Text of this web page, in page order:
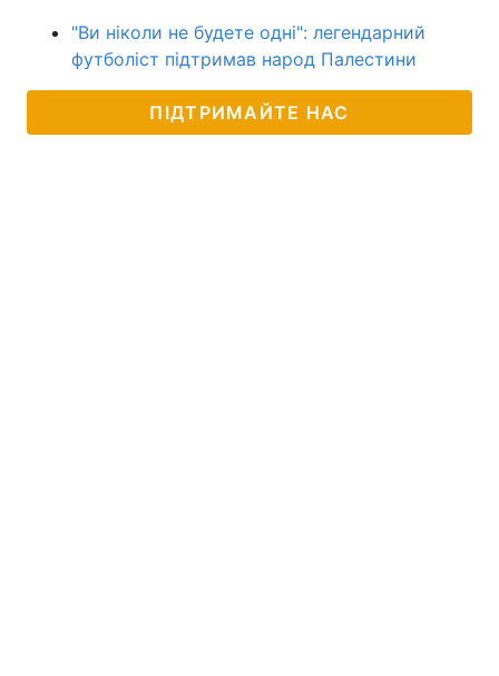
"Ви ніколи не будете одні": легендарний
футболіст підтримав народ Палестини
ПІДТРИМАЙТЕ НАС